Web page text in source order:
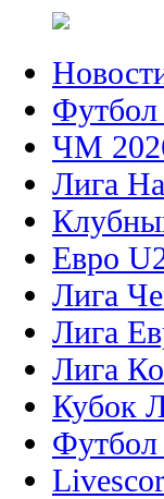
Футбол
ЧМ
Лига
Евро
Лига
Лига
Лига
Кубок